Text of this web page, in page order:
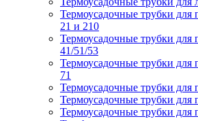
Термоусадочные трубки для
21 и 210
Термоусадочные трубки для
41/51/53
Термоусадочные трубки для
71
Термоусадочные трубки
Термоусадочные трубки для
Термоусадочные трубки для